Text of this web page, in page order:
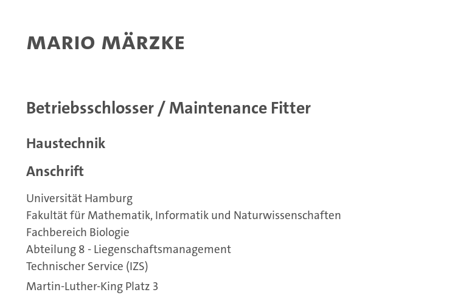
Mario Märzke
Betriebsschlosser / Maintenance Fitter
Haustechnik
Anschrift
Universität Hamburg
Fakultät für Mathematik, Informatik und Naturwissenschaften
Fachbereich Biologie
Abteilung 8 - Liegenschaftsmanagement
Technischer Service (IZS)
Martin-Luther-King Platz 3